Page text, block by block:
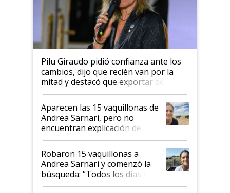
Pilu Giraudo pidió confianza ante los
cambios, dijo que recién van por la
mitad y destacó que exportar dejó de
ser "para unos pocos": "Tenemos un
mandato muy claro del gobierno
nacional"
Aparecen las 15 vaquillonas de
Andrea Sarnari, pero no
encuentran explicación de
cómo llegaron allí
Robaron 15 vaquillonas a
Andrea Sarnari y comenzó la
búsqueda: “Todos los días le
toca a algún productor”